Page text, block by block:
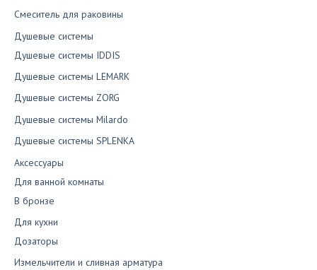
Смеситель для раковины
Душевые системы
Душевые системы IDDIS
Душевые системы LEMARK
Душевые системы ZORG
Душевые системы Milardo
Душевые системы SPLENKA
Аксессуары
Для ванной комнаты
В бронзе
Для кухни
Дозаторы
Измельчители и сливная арматура